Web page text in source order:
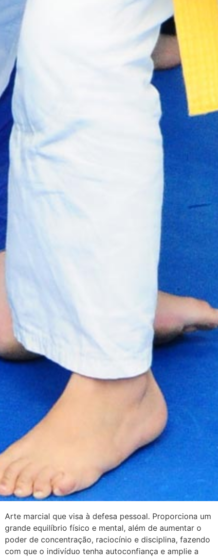
Arte marcial que visa à defesa pessoal. Proporciona um
grande equilíbrio físico e mental, além de aumentar o
poder de concentração, raciocínio e disciplina, fazendo
com que o indivíduo tenha autoconfiança e amplie a